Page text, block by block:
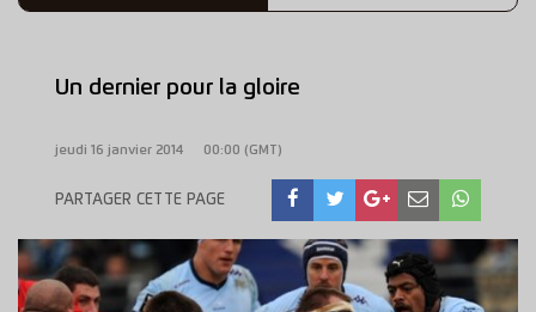
Un dernier pour la gloire
jeudi 16 janvier 2014 00:00 (GMT)
PARTAGER CETTE PAGE